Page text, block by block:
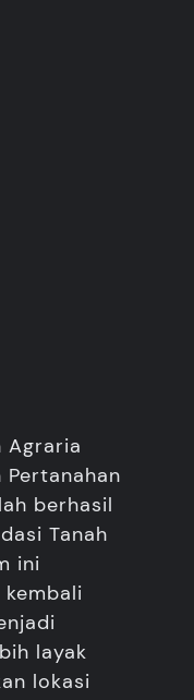
Agraria
Pertanahan
berhasil
Tanah
ini
layak
lokasi